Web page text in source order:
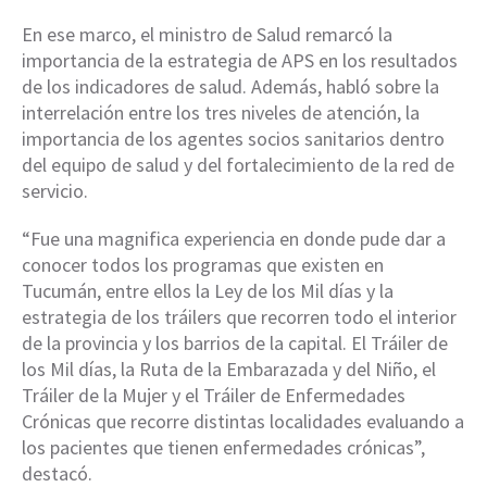
En ese marco, el ministro de Salud remarcó la
importancia de la estrategia de APS en los resultados
de los indicadores de salud. Además, habló sobre la
interrelación entre los tres niveles de atención, la
importancia de los agentes socios sanitarios dentro
del equipo de salud y del fortalecimiento de la red de
servicio.
“Fue una magnifica experiencia en donde pude dar a
conocer todos los programas que existen en
Tucumán, entre ellos la Ley de los Mil días y la
estrategia de los tráilers que recorren todo el interior
de la provincia y los barrios de la capital. El Tráiler de
los Mil días, la Ruta de la Embarazada y del Niño, el
Tráiler de la Mujer y el Tráiler de Enfermedades
Crónicas que recorre distintas localidades evaluando a
los pacientes que tienen enfermedades crónicas”,
destacó.